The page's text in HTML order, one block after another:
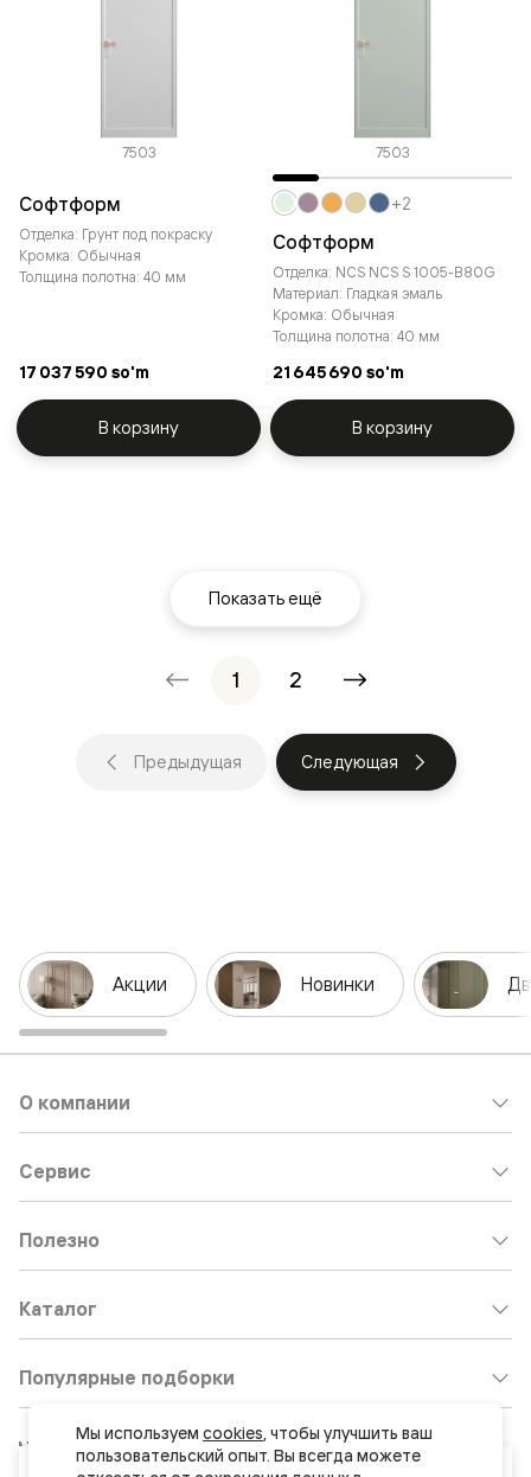
7503
Софтформ
Отделка: Грунт под покраску
Кромка: Обычная
Толщина полотна: 40 мм
17 037 590 so'm
В корзину
7503
Софтформ
Отделка: NCS NCS S 1005-B80G
Материал: Гладкая эмаль
Кромка: Обычная
Толщина полотна: 40 мм
21 645 690 so'm
+2
В корзину
Показать ещё
1 2
Предыдущая Следующая
Акции Новинки
О компании
Сервис
Полезно
Каталог
Популярные подборки
Клиентский центр: 8 800 511 30 95
Мы используем cookies, чтобы улучшить ваш
пользовательский опыт. Вы всегда можете